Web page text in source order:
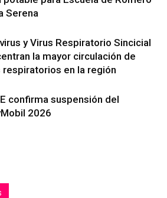
Serena
y Virus Respiratorio Sincicial
la mayor circulación de
respiratorios en la región
confirma suspensión del
2026